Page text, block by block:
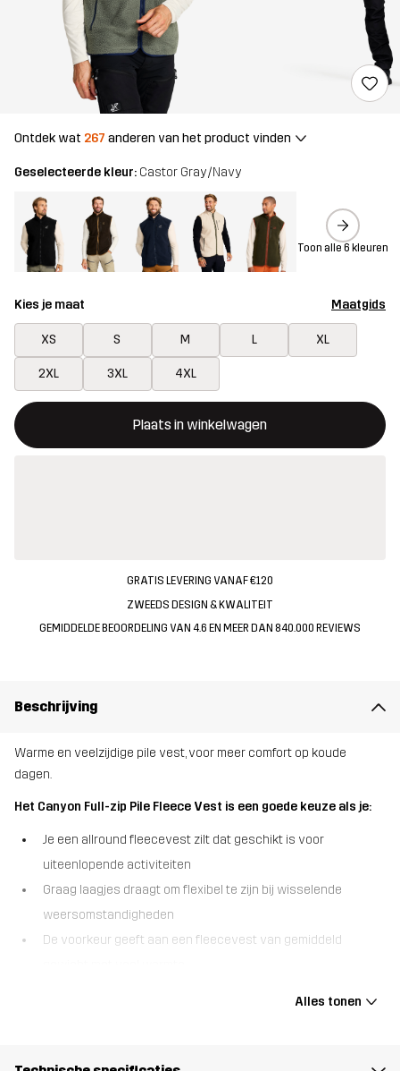
Ontdek wat 267 anderen van het product vinden
Geselecteerde kleur: Castor Gray/Navy
Toon alle 6 kleuren
Kies je maat Maatgids
XS S M L XL
2XL 3XL 4XL
Plaats in winkelwagen
Deze knop opent een modal met de bevestiging van een
{{size}} niet beschikbaar
GRATIS LEVERING VANAF €120
ZWEEDS DESIGN & KWALITEIT
GEMIDDELDE BEOORDELING VAN 4.6 EN MEER DAN 840.000 REVIEWS
Beschrijving
Warme en veelzijdige pile vest, voor meer comfort op koude
dagen.
Het Canyon Full-zip Pile Fleece Vest is een goede keuze als je:
Je een allround fleecevest zilt dat geschikt is voor
uiteenlopende activiteiten
Graag laagjes draagt om flexibel te zijn bij wisselende
weersomstandigheden
De voorkeur geeft aan een fleecevest van gemiddeld
De Canyon Full-zip Pile Fleece Vest is een warm en knus
binnenkant voor ultiem comfort wanneer je buiten actief bent. Met
Alles tonen